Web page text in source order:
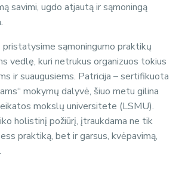
savimi, ugdo atjautą ir sąmoningą
pristatysime sąmoningumo praktikų
vedlę, kuri netrukus organizuos tokius
ir suaugusiems. Patricija – sertifikuota
mokymų dalyvė, šiuo metu gilina
mokslų universitete (LSMU).
holistinį požiūrį, įtraukdama ne tik
praktiką, bet ir garsus, kvėpavimą,